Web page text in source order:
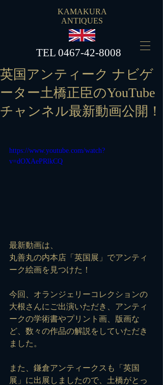
KAMAKURA
ANTIQUES
​TEL 0467-42-8008
英国アンティーク ナビゲ
ーター土橋正臣のYouTube
チャンネル最新動画公開！
https://www.youtube.com/watch?
v=dOXAePRlkCQ
最新動画は、
丸善丸の内本店「英国展」でアンティ
ーク絵画を見つけた！
今回、オランジェリーコレクションの
大根さんにご出演いただき、アンティ
ークの学術書やプリント画、版画な
ど、数々の作品の解説をしていただき
ました。
また、鎌倉アンティークスも「英国
展」に出展しましたので、土橋がとっ